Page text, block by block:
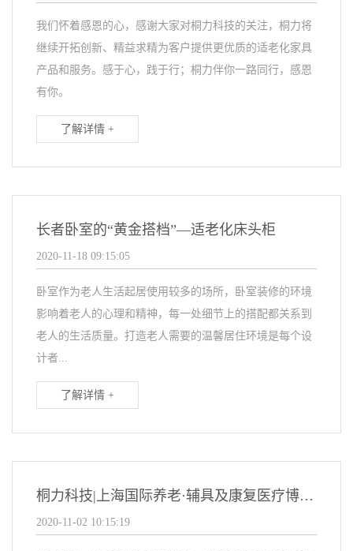
我们怀着感恩的心，感谢大家对桐力科技的关注，桐力将
继续开拓创新、精益求精为客户提供更优质的适老化家具
产品和服务。感于心，践于行；桐力伴你一路同行，感恩
有你。
了解详情 +
长者卧室的“黄金搭档”—适老化床头柜
2020-11-18 09:15:05
卧室作为老人生活起居使用较多的场所，卧室装修的环境
影响着老人的心理和精神，每一处细节上的搭配都关系到
老人的生活质量。打造老人需要的温馨居住环境是每个设
计者...
了解详情 +
桐力科技|上海国际养老·辅具及康复医疗博览会圆满落幕
2020-11-02 10:15:19